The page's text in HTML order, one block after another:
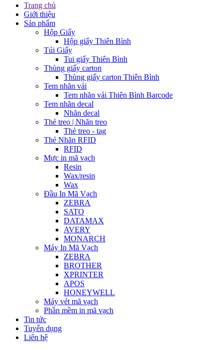
Trang chủ
Giới thiệu
Sản phẩm
Hộp Giấy
Hộp giấy Thiên Bình
Túi Giấy
Tui giấy Thiên Bình
Thùng giấy carton
Thùng giấy carton Thiên Bình
Tem nhãn vải
Tem nhãn vải Thiên Bình Barcode
Tem nhãn decal
Nhãn decal
Thẻ treo | Nhãn treo
Thẻ treo - tag
Thẻ Nhãn RFID
RFID
Mực in mã vạch
Resin
Wax/resin
Wax
Đầu In Mã Vạch
ZEBRA
SATO
DATAMAX
AVERY
MONARCH
Máy In Mã Vạch
ZEBRA
BROTHER
XPRINTER
APOS
HONEYWELL
Máy vét mã vạch
Phần mềm in mã vạch
Tin tức
Tuyển dụng
Liên hệ